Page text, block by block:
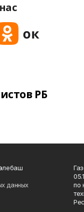
РБ
данных
по